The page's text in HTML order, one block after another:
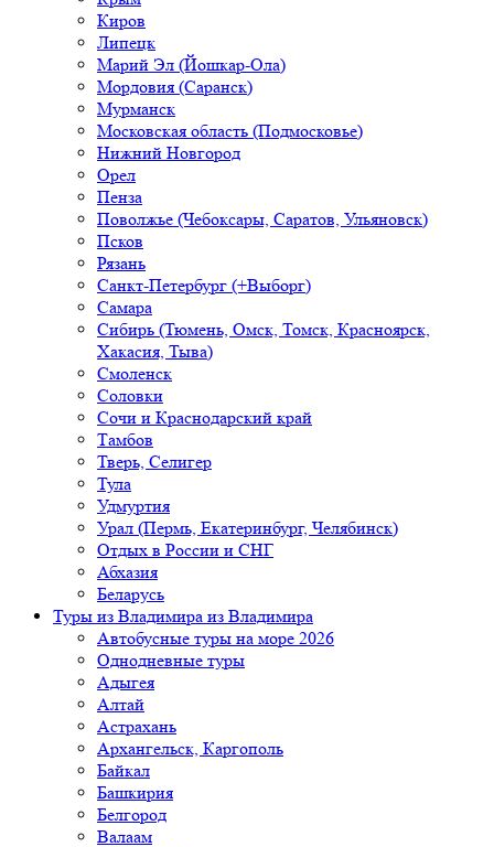
Киров
Липецк
Марий Эл (Йошкар-Ола)
Мордовия (Саранск)
Мурманск
Московская область (Подмосковье)
Нижний Новгород
Орел
Пенза
Поволжье (Чебоксары, Саратов, Ульяновск)
Псков
Рязань
Санкт-Петербург (+Выборг)
Самара
Сибирь (Тюмень, Омск, Томск, Красноярск,
Хакасия, Тыва)
Смоленск
Соловки
Сочи и Краснодарский край
Тамбов
Тверь, Селигер
Тула
Удмуртия
Урал (Пермь, Екатеринбург, Челябинск)
Отдых в России и СНГ
Абхазия
Беларусь
Туры из Владимира из Владимира
Автобусные туры на море 2026
Однодневные туры
Адыгея
Алтай
Астрахань
Архангельск, Каргополь
Байкал
Башкирия
Белгород
Валаам